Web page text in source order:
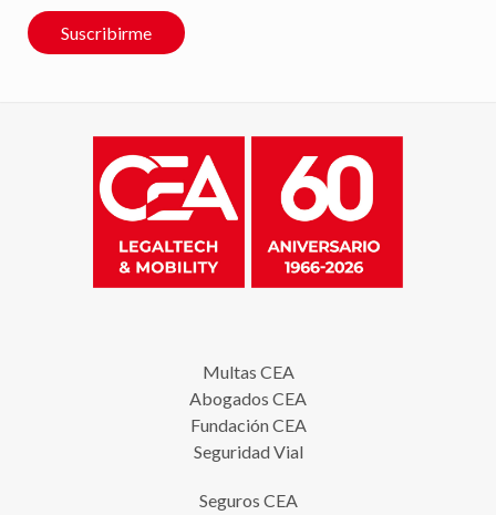
Suscribirme
Multas CEA
Abogados CEA
Fundación CEA
Seguridad Vial
Seguros CEA